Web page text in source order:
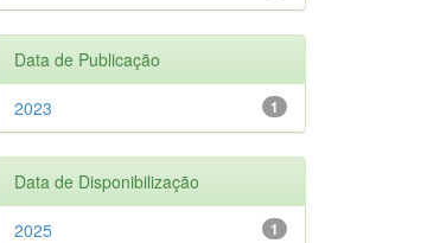
Data de Publicação
1
2023
Data de Disponibilização
1
2025